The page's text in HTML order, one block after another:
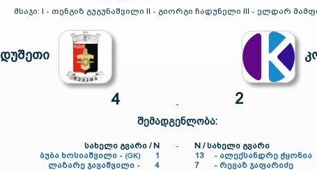
მსაჯი: I - თენგიზ გუგუნაშვილი II - გიორგი ჩადუნელი III - ელდარ
დუშეთი
4 - 2
შემადგენლობა:
სახელი გვარი / N
ბუბა ხოსიაშვილი - (GK)
1
ლაზარე ჯავაშვილი -
4
-
N / სახელი გვარი
13
- ალექსანდრე ჭყონია
7
- რევაზ ჯაფარიძე